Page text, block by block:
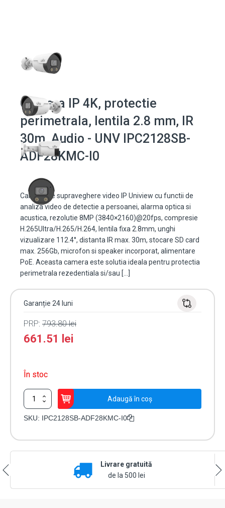
Camera IP 4K, protectie
perimetrala, lentila 2.8 mm, IR
30m, Audio - UNV IPC2128SB-
ADF28KMC-I0
Camera de supraveghere video IP Uniview cu functii de
analiza video de detectie a persoanei, alarma optica si
acustica, rezolutie 8MP (3840×2160)@20fps, compresie
H.265Ultra/H.265/H.264, lentila fixa 2.8mm, unghi
vizualizare 112.4°, distanta IR max. 30m, stocare SD card
max. 256Gb, microfon si speaker incorporat, alimentare
PoE. Aceasta camera este solutia ideala pentru protectia
perimetrala rezedentiala si/sau […]
Garanție 24 luni
PRP: 793.80lei
661.51 lei
În stoc
Cantitate
Camera
IP
Adaugă în coș
SKU: IPC2128SB-ADF28KMC-I0
Livrare gratuită
de la 500 lei